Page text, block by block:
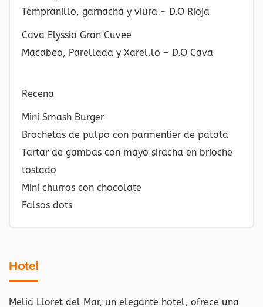
Tempranillo, garnacha y viura - D.O Rioja
Cava Elyssia Gran Cuvee
Macabeo, Parellada y Xarel.lo – D.O Cava
Recena
Mini Smash Burger
Brochetas de pulpo con parmentier de patata
Tartar de gambas con mayo siracha en brioche
tostado
Mini churros con chocolate
Falsos dots
Hotel
Melia Lloret del Mar, un elegante hotel, ofrece una